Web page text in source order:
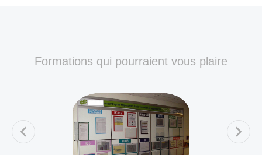
Formations qui pourraient vous plaire